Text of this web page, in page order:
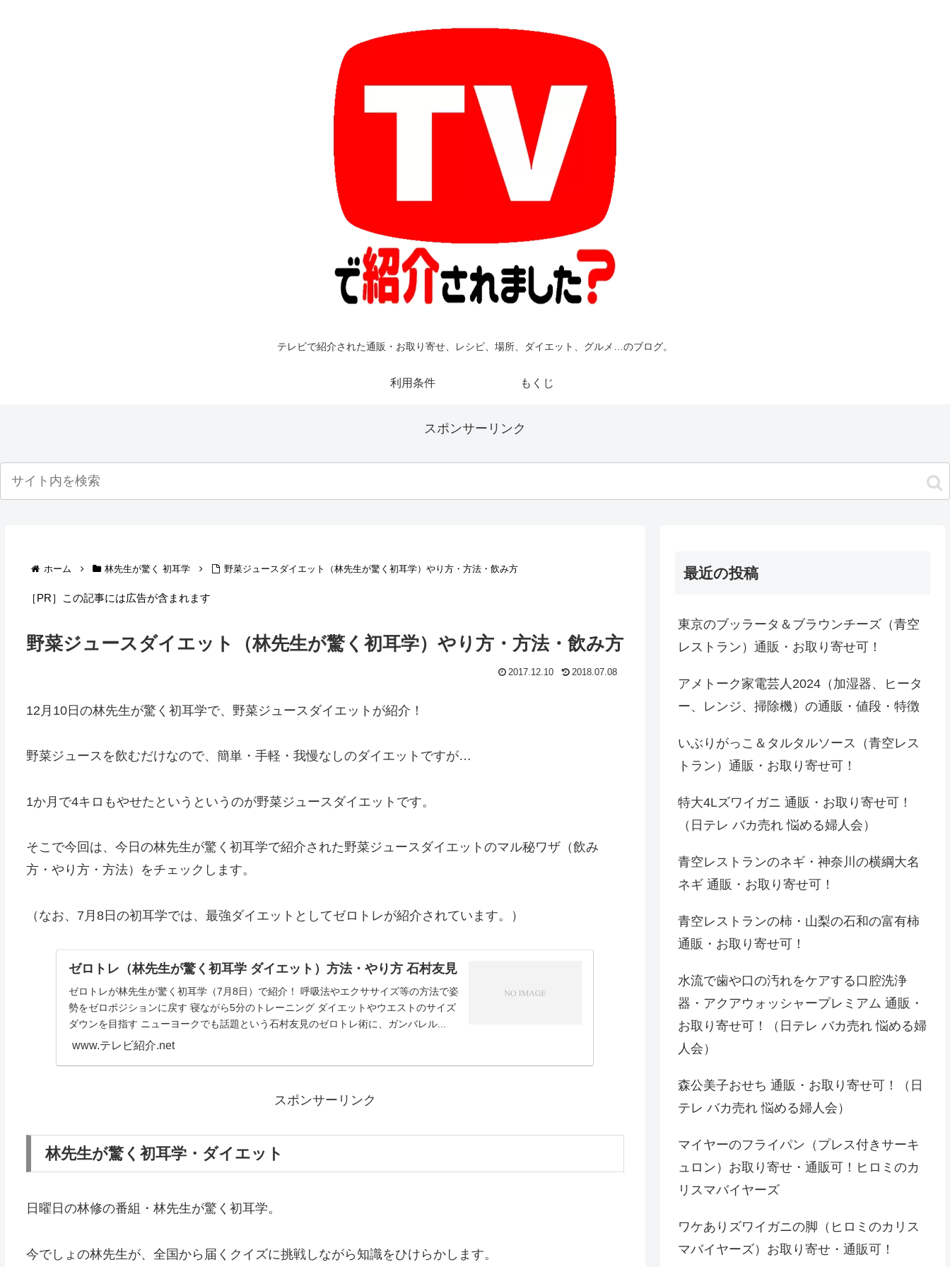
テレビで紹介された通販・お取り寄せ、レシピ、場所、ダイエット、グルメ…のブログ。
利用条件 もくじ
スポンサーリンク
ホーム 林先生が驚く 初耳学 野菜ジュースダイエット（林先生が驚く初耳学）やり方・方法・飲み方
［PR］この記事には広告が含まれます
野菜ジュースダイエット（林先生が驚く初耳学）やり方・方法・飲み方
2017.12.10 2018.07.08
12月10日の林先生が驚く初耳学で、野菜ジュースダイエットが紹介！
野菜ジュースを飲むだけなので、簡単・手軽・我慢なしのダイエットですが…
1か月で4キロもやせたというというのが野菜ジュースダイエットです。
そこで今回は、今日の林先生が驚く初耳学で紹介された野菜ジュースダイエットのマル秘ワザ（飲み
方・やり方・方法）をチェックします。
（なお、7月8日の初耳学では、最強ダイエットとしてゼロトレが紹介されています。）
ゼロトレ（林先生が驚く初耳学 ダイエット）方法・やり方 石村友見
ゼロトレが林先生が驚く初耳学（7月8日）で紹介！ 呼吸法やエクササイズ等の方法で姿
勢をゼロポジションに戻す 寝ながら5分のトレーニング ダイエットやウエストのサイズ
ダウンを目指す ニューヨークでも話題という石村友見のゼロトレ術に、ガンバレル...
www.テレビ紹介.net
スポンサーリンク
林先生が驚く初耳学・ダイエット
日曜日の林修の番組・林先生が驚く初耳学。
今でしょの林先生が、全国から届くクイズに挑戦しながら知識をひけらかします。
最近の投稿
東京のブッラータ＆ブラウンチーズ（青空
レストラン）通販・お取り寄せ可！
アメトーク家電芸人2024（加湿器、ヒータ
ー、レンジ、掃除機）の通販・値段・特徴
いぶりがっこ＆タルタルソース（青空レス
トラン）通販・お取り寄せ可！
特大4Lズワイガニ 通販・お取り寄せ可！
（日テレ バカ売れ 悩める婦人会）
青空レストランのネギ・神奈川の横綱大名
ネギ 通販・お取り寄せ可！
青空レストランの柿・山梨の石和の富有柿
通販・お取り寄せ可！
水流で歯や口の汚れをケアする口腔洗浄
器・アクアウォッシャープレミアム 通販・
お取り寄せ可！（日テレ バカ売れ 悩める婦
人会）
森公美子おせち 通販・お取り寄せ可！（日
テレ バカ売れ 悩める婦人会）
マイヤーのフライパン（プレス付きサーキ
ュロン）お取り寄せ・通販可！ヒロミのカ
リスマバイヤーズ
ワケありズワイガニの脚（ヒロミのカリス
マバイヤーズ）お取り寄せ・通販可！